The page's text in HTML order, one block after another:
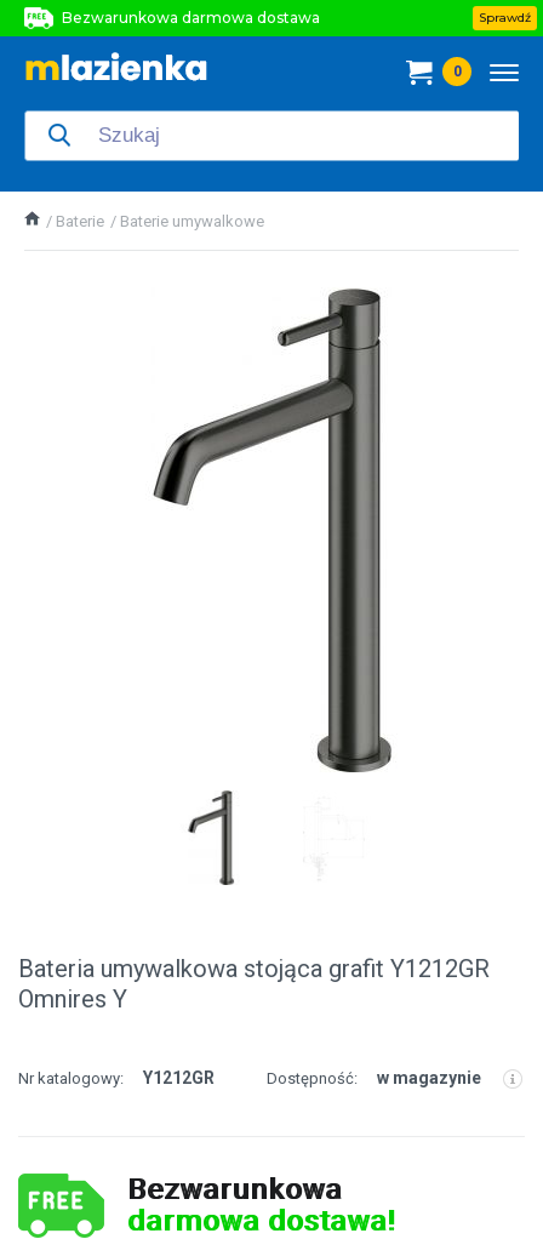
Bezwarunkowa darmowa dostawa
Bezwarunkowa darmowa dostawa
Sprawdź
0
Baterie Baterie umywalkowe
Bateria umywalkowa stojąca grafit Y1212GR
Omnires Y
Nr katalogowy: Y1212GR Dostępność: w magazynie
Bezwarunkowa
darmowa dostawa!